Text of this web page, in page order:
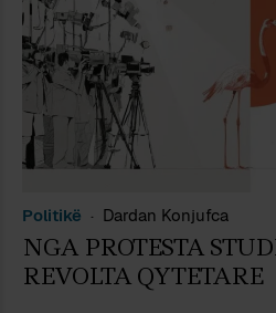
Politikë Dardan Konjufca
NGA PROTESTA
REVOLTA QYTETARE